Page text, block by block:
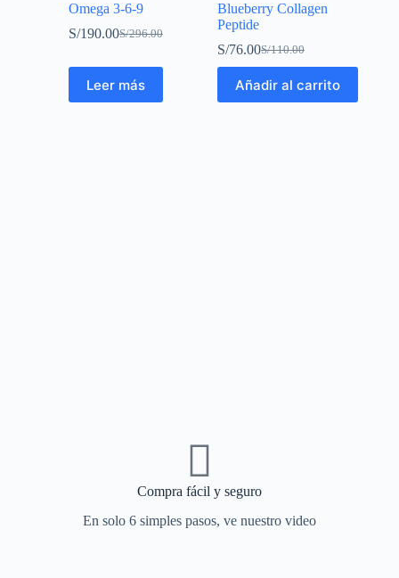
Omega 3-6-9
S/296.00
S/190.00
Leer más
Blueberry Collagen
Peptide
S/110.00
S/76.00
Añadir al carrito
Compra fácil y seguro
En solo 6 simples pasos, ve nuestro video